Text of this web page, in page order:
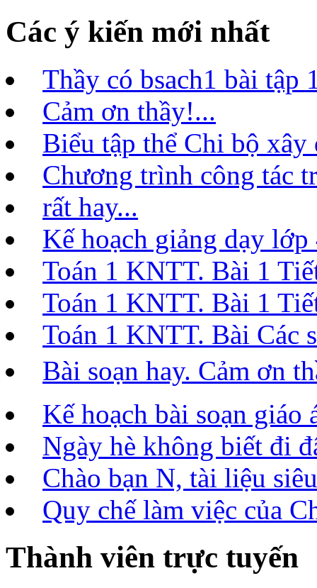
Các ý kiến mới nhất
Thầy có bsach1 bài tập
Cảm ơn thầy!...
Biểu tập thể Chi bộ
Chương trình công tác
rất hay...
Kế hoạch giảng dạy
Toán 1 KNTT. Bài 1
Toán 1 KNTT. Bài 1
Toán 1 KNTT. Bài Các
Bài soạn hay. Cảm
Kế hoạch bài soạn
Ngày hè không biết đi
Chào bạn N, tài liệu
Quy chế làm việc của
Thành viên trực tuyến